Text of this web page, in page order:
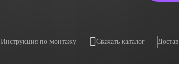
Инструкция по монтажу Скачать каталог